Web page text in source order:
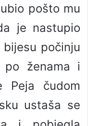
pošto mu
je nastupio
počinju
po ženama i
Peja čudom
ustaša se